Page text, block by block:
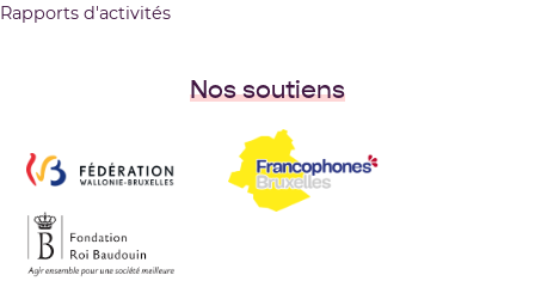
Rapports d'activités
Nos soutiens